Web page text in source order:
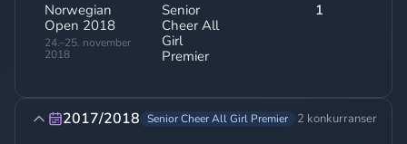
Norwegian
Open 2018
24.–25. november
2018
Senior
Cheer All
Girl
Premier
1
2017/2018 Senior Cheer All Girl Premier 2 konkurranser